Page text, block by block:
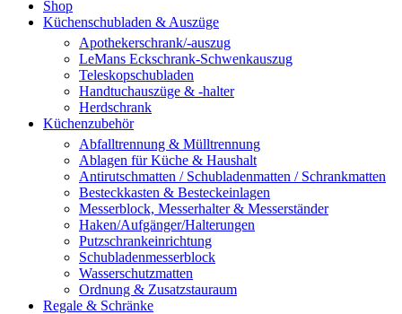
Shop
Küchenschubladen & Auszüge
Apothekerschrank/-auszug
LeMans Eckschrank-Schwenkauszug
Teleskopschubladen
Handtuchauszüge & -halter
Herdschrank
Küchenzubehör
Abfalltrennung & Mülltrennung
Ablagen für Küche & Haushalt
Antirutschmatten / Schubladenmatten / Schrankmatten
Besteckkasten & Besteckeinlagen
Messerblock, Messerhalter & Messerständer
Haken/Aufgänger/Halterungen
Putzschrankeinrichtung
Schubladenmesserblock
Wasserschutzmatten
Ordnung & Zusatzstauraum
Regale & Schränke